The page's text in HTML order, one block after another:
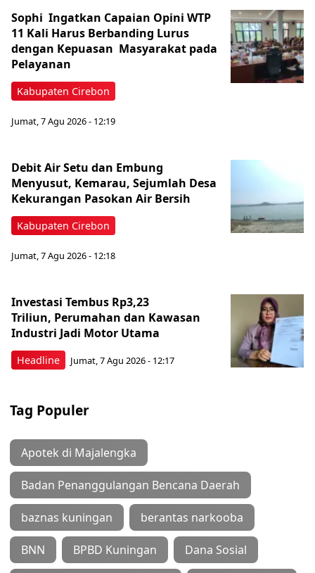
Kabupaten Cirebon
Sophi Ingatkan Capaian Opini WTP
11 Kali Harus Berbanding Lurus
dengan Kepuasan Masyarakat pada
Pelayanan
Jumat, 7 Agu 2026 - 12:19
Kabupaten Cirebon
Debit Air Setu dan Embung
Menyusut, Kemarau, Sejumlah Desa
Kekurangan Pasokan Air Bersih
Jumat, 7 Agu 2026 - 12:18
Headline
Investasi Tembus Rp3,23
Triliun, Perumahan dan Kawasan
Industri Jadi Motor Utama
Jumat, 7 Agu 2026 - 12:17
Tag Populer
Apotek di Majalengka
Badan Penanggulangan Bencana Daerah
baznas kuningan berantas narkooba
BNN BPBD Kuningan Dana Sosial